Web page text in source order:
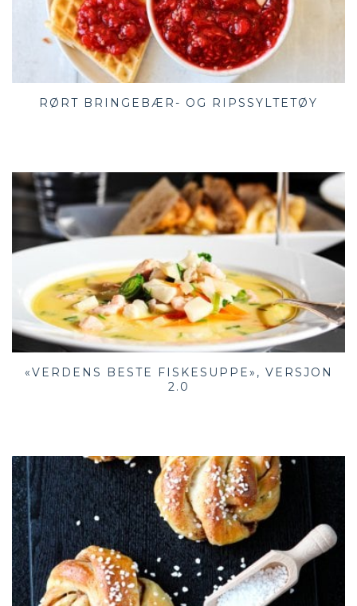
RØRT BRINGEBÆR- OG RIPSSYLTETØY
«VERDENS BESTE FISKESUPPE», VERSJON
2.0